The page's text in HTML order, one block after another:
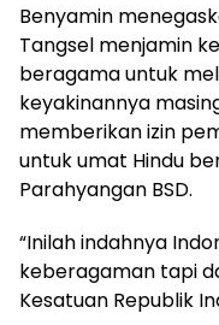
Benyamin
Tangsel menjamin
beragama untuk
keyakinannya
memberikan izin
untuk umat Hindu
Parahyangan BSD.
“Inilah indahnya
keberagaman tapi
Kesatuan Republik